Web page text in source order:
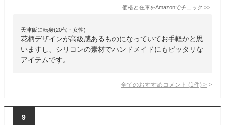
価格と在庫をAmazonでチェック >>
天津飯に転身(20代・女性)
花柄デザインが高級感あるものになっていてお手軽かと思
いますし、シリコンの素材でハンドメイドにもピッタリな
アイテムです。
全てのおすすめコメント (1 件) >
9